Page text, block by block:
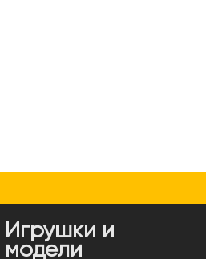
Игрушки и
модели